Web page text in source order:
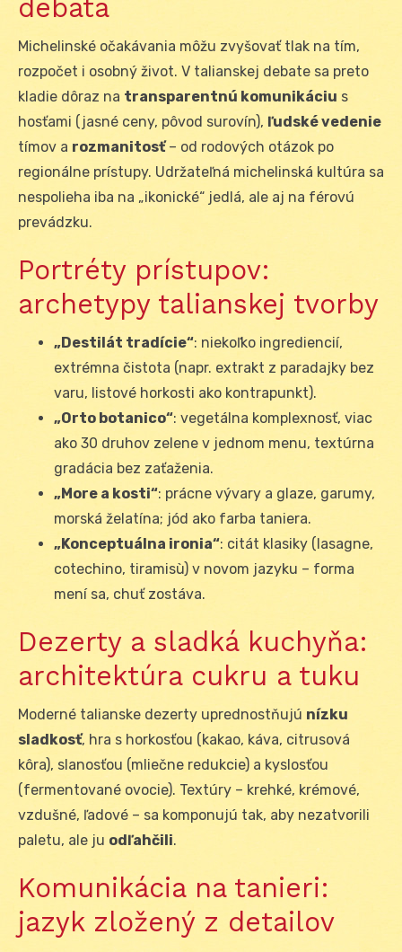
debata
Michelinské očakávania môžu zvyšovať tlak na tím,
rozpočet i osobný život. V talianskej debate sa preto
kladie dôraz na transparentnú komunikáciu s
hosťami (jasné ceny, pôvod surovín), ľudské vedenie
tímov a rozmanitosť– od rodových otázok po
regionálne prístupy. Udržateľná michelinská kultúra sa
nespolieha iba na „ikonické“ jedlá, ale aj na férovú
prevádzku.
Portréty prístupov:
archetypy talianskej tvorby
„Destilát tradície“: niekoľko ingrediencií,
extrémna čistota (napr. extrakt z paradajky bez
varu, listové horkosti ako kontrapunkt).
„Orto botanico“: vegetálna komplexnosť, viac
ako 30 druhov zelene v jednom menu, textúrna
gradácia bez zaťaženia.
„More a kosti“: prácne vývary a glaze, garumy,
morská želatína; jód ako farba taniera.
„Konceptuálna ironia“: citát klasiky (lasagne,
cotechino, tiramisù) v novom jazyku – forma
mení sa, chuť zostáva.
Dezerty a sladká kuchyňa:
architektúra cukru a tuku
Moderné talianske dezerty uprednostňujú nízku
sladkosť, hra s horkosťou (kakao, káva, citrusová
kôra), slanosťou (mliečne redukcie) a kyslosťou
(fermentované ovocie). Textúry – krehké, krémové,
vzdušné, ľadové – sa komponujú tak, aby nezatvorili
paletu, ale ju odľahčili.
Komunikácia na tanieri:
jazyk zložený z detailov